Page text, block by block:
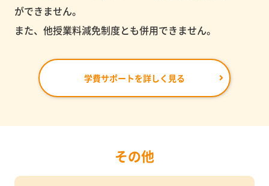
ができません。
また、他授業料減免制度とも併用できません。
学費サポートを詳しく見る
その他